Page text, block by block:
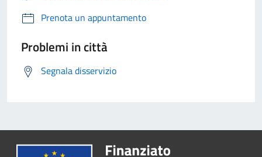
Prenota un appuntamento
Problemi in città
Segnala disservizio